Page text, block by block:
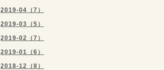
2019-04（7）
2019-03（5）
2019-02（7）
2019-01（6）
2018-12（8）